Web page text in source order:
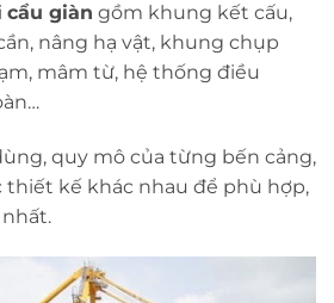
cẩu giàn gồm khung kết cấu,
nâng hạ vật, khung chụp
mâm từ, hệ thống điều
quy mô của từng bến cảng,
thiết kế khác nhau để phù hợp,